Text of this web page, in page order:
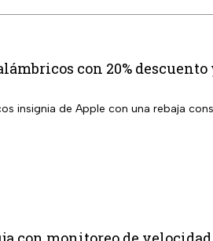
con 20% descuento
insignia de Apple con una rebaja